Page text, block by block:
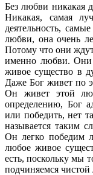
Без любви никакая
Никакая, самая
деятельность,
любви, она очень
Потому что они
именно любви. Они
живое существо в
Даже Бог живет по
Он живет этой
определению, Бог
или победить, нет
называется таким
Он легко победим
любое живое
есть, поскольку мы
подчиняемся